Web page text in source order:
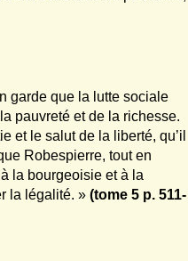
garde que la lutte sociale
pauvreté et de la richesse.
et le salut de la liberté, qu’il
Robespierre, tout en
la bourgeoisie et à la
la légalité. »(tome 5 p. 511-